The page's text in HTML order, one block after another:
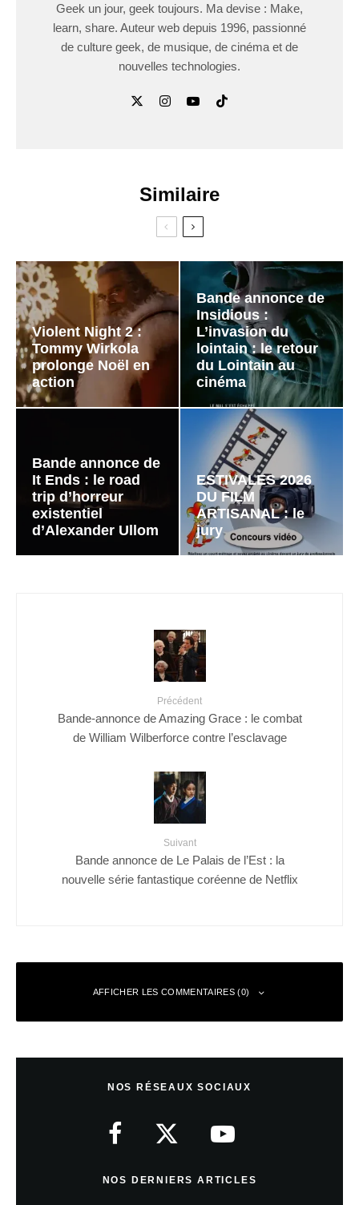
Geek un jour, geek toujours. Ma devise : Make,
learn, share. Auteur web depuis 1996, passionné
de culture geek, de musique, de cinéma et de
nouvelles technologies.
Similaire
Violent Night 2 :
Tommy Wirkola
prolonge Noël en
action
Bande annonce de
Insidious :
L’invasion du
lointain : le retour
du Lointain au
cinéma
Bande annonce de
It Ends : le road
trip d’horreur
existentiel
d’Alexander Ullom
ESTIVALES 2026
DU FILM
ARTISANAL : le
jury
Précédent
Bande-annonce de Amazing Grace : le combat
de William Wilberforce contre l’esclavage
Suivant
Bande annonce de Le Palais de l’Est : la
nouvelle série fantastique coréenne de Netflix
AFFICHER LES COMMENTAIRES (0)
NOS RÉSEAUX SOCIAUX
NOS DERNIERS ARTICLES